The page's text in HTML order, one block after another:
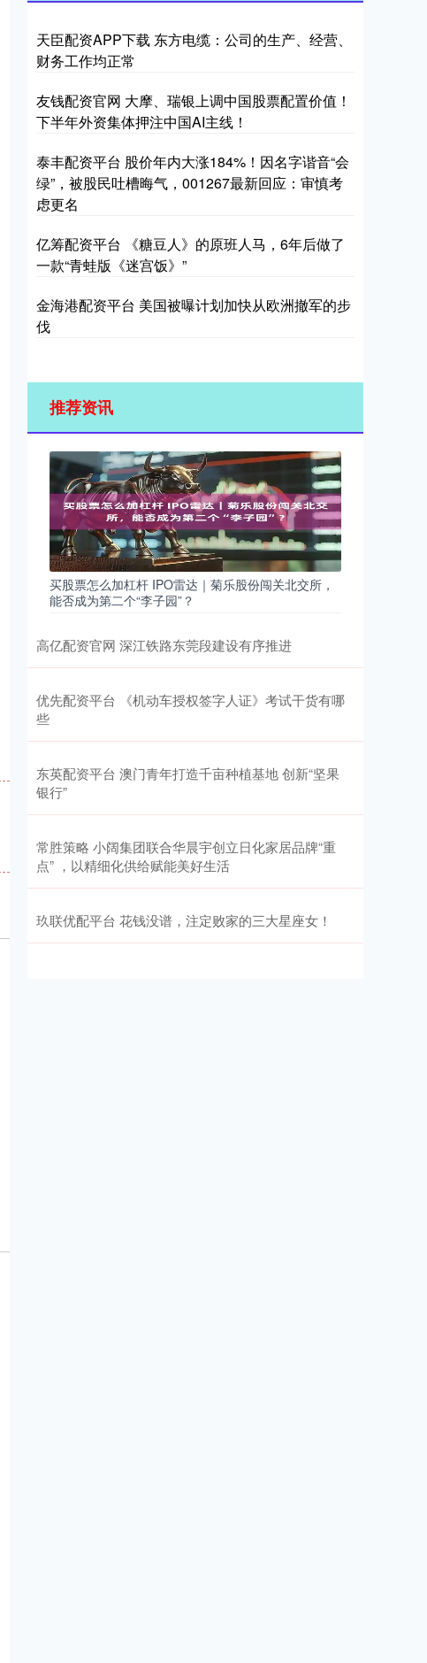
天臣配资APP下载 东方电缆：公司的生产、经营、
财务工作均正常
友钱配资官网 大摩、瑞银上调中国股票配置价值！
下半年外资集体押注中国AI主线！
泰丰配资平台 股价年内大涨184%！因名字谐音“会
绿”，被股民吐槽晦气，001267最新回应：审慎考
虑更名
亿筹配资平台 《糖豆人》的原班人马，6年后做了
一款“青蛙版《迷宫饭》”
金海港配资平台 美国被曝计划加快从欧洲撤军的步
伐
推荐资讯
买股票怎么加杠杆 IPO雷达｜菊乐股份闯关北交所，
能否成为第二个“李子园”？
高亿配资官网 深江铁路东莞段建设有序推进
优先配资平台 《机动车授权签字人证》考试干货有哪
些
东英配资平台 澳门青年打造千亩种植基地 创新“坚果
银行”
常胜策略 小阔集团联合华晨宇创立日化家居品牌“重
点” ，以精细化供给赋能美好生活
玖联优配平台 花钱没谱，注定败家的三大星座女！